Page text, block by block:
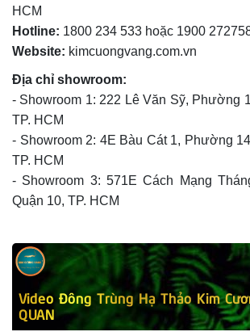
HCM
Hotline: 1800 234 533 hoặc 1900
Website: kimcuongvang.com.vn
Địa chỉ showroom:
- Showroom 1: 222 Lê Văn Sỹ, Phường
TP. HCM
- Showroom 2: 4E Bàu Cát 1, Phường
TP. HCM
- Showroom 3: 571E Cách Mạng
Quận 10, TP. HCM
Video Đông Trùng Hạ Thảo Kim
QUAN